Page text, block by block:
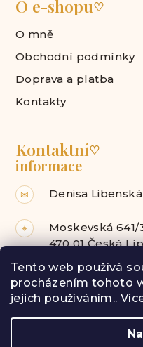
Tento web používá
procházením tohoto
jejich používáním..
O e-shopu♡
O mně
Obchodní podmínky
Doprava a platba
Kontakty
Kontaktní♡
informace
✉ Denisa Libenská
⌖
Moskevská 641/
470 01 Česká
Facebook